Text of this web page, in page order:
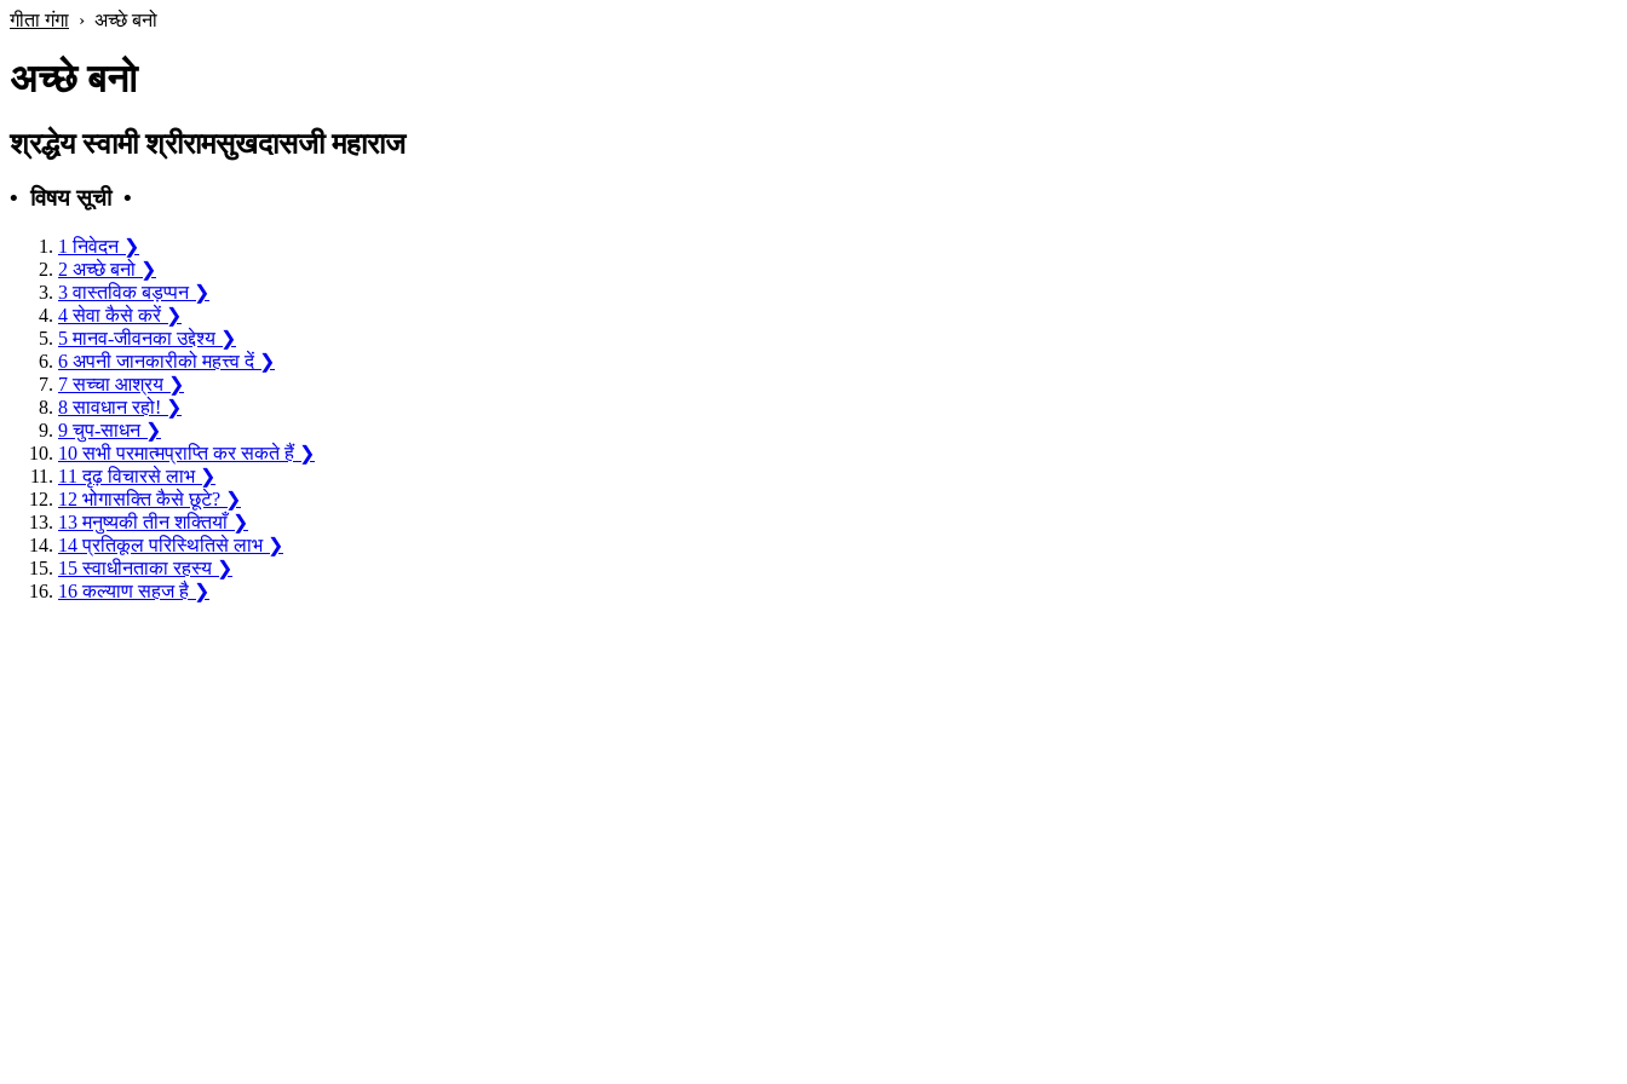
गीता गंगा › अच्छे बनो
अच्छे बनो
श्रद्धेय स्वामी श्रीरामसुखदासजी महाराज
• विषय सूची •
1 निवेदन ❯
2 अच्छे बनो ❯
3 वास्तविक बड़प्पन ❯
4 सेवा कैसे करें ❯
5 मानव-जीवनका उद्देश्य ❯
6 अपनी जानकारीको महत्त्व दें ❯
7 सच्चा आश्रय ❯
8 सावधान रहो! ❯
9 चुप-साधन ❯
10 सभी परमात्मप्राप्ति कर सकते हैं ❯
11 दृढ़ विचारसे लाभ ❯
12 भोगासक्ति कैसे छूटे? ❯
13 मनुष्यकी तीन शक्तियाँ ❯
14 प्रतिकूल परिस्थितिसे लाभ ❯
15 स्वाधीनताका रहस्य ❯
16 कल्याण सहज है ❯